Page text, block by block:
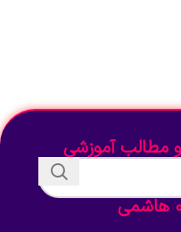
مطالب آموزشی